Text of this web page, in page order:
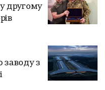
другому
заводу з